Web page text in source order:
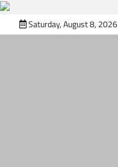
to
Saturday, August 8, 2026